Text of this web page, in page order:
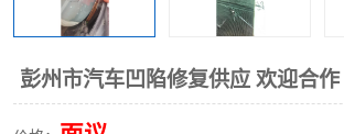
彭州市汽车凹陷修复供应 欢迎合作